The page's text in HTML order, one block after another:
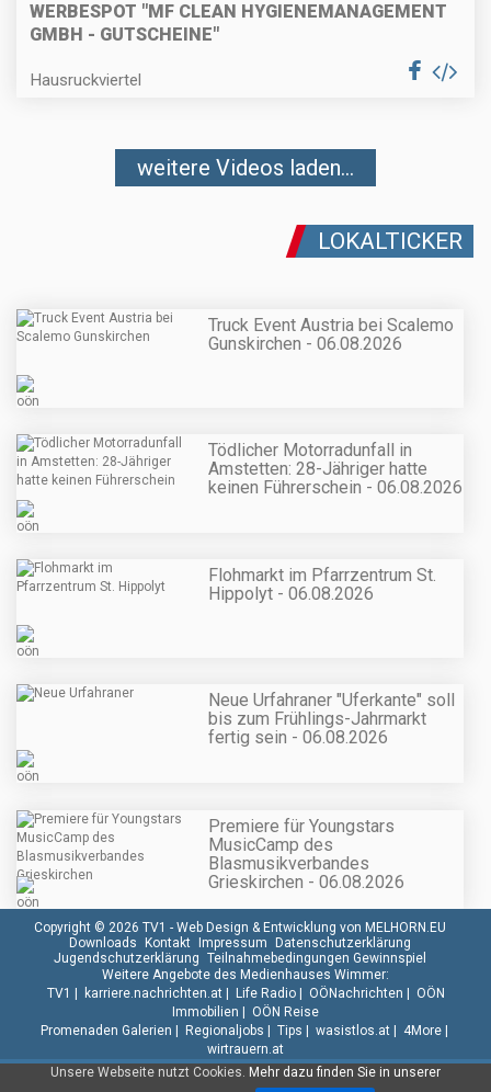
WERBESPOT "MF CLEAN HYGIENEMANAGEMENT
GMBH - GUTSCHEINE"
Hausruckviertel
weitere Videos laden...
LOKALTICKER
Truck Event Austria bei Scalemo
Gunskirchen - 06.08.2026
Tödlicher Motorradunfall in
Amstetten: 28-Jähriger hatte
keinen Führerschein - 06.08.2026
Flohmarkt im Pfarrzentrum St.
Hippolyt - 06.08.2026
Neue Urfahraner "Uferkante" soll
bis zum Frühlings-Jahrmarkt
fertig sein - 06.08.2026
Premiere für Youngstars
MusicCamp des
Blasmusikverbandes
Grieskirchen - 06.08.2026
Unsere Webseite nutzt Cookies. Mehr dazu finden Sie in unserer
Copyright © 2026 TV1 - Web Design & Entwicklung von MELHORN.EU
Downloads Kontakt Impressum Datenschutzerklärung
Jugendschutzerklärung Teilnahmebedingungen Gewinnspiel
Weitere Angebote des Medienhauses Wimmer:
TV1 | karriere.nachrichten.at| Life Radio| OÖNachrichten | OÖN
Immobilien | OÖN Reise
Promenaden Galerien | Regionaljobs | Tips | wasistlos.at| 4More|
wirtrauern.at